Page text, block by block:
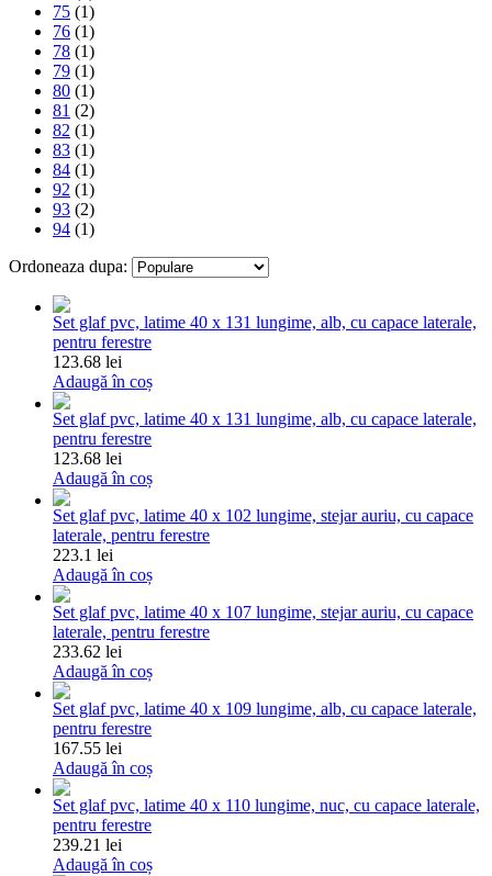
75 (1)
76 (1)
78 (1)
79 (1)
80 (1)
81 (2)
82 (1)
83 (1)
84 (1)
92 (1)
93 (2)
94 (1)
Ordoneaza dupa:
Set glaf pvc, latime 40 x 131 lungime, alb, cu capace laterale,
pentru ferestre
123.68 lei
Adaugă în coș
Set glaf pvc, latime 40 x 131 lungime, alb, cu capace laterale,
pentru ferestre
123.68 lei
Adaugă în coș
Set glaf pvc, latime 40 x 102 lungime, stejar auriu, cu capace
laterale, pentru ferestre
223.1 lei
Adaugă în coș
Set glaf pvc, latime 40 x 107 lungime, stejar auriu, cu capace
laterale, pentru ferestre
233.62 lei
Adaugă în coș
Set glaf pvc, latime 40 x 109 lungime, alb, cu capace laterale,
pentru ferestre
167.55 lei
Adaugă în coș
Set glaf pvc, latime 40 x 110 lungime, nuc, cu capace laterale,
pentru ferestre
239.21 lei
Adaugă în coș